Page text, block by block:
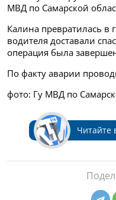
МВД по Самарской
Калина превратилась в
водителя доставали
операция была
По факту аварии
фото: Гу МВД по
Читайте